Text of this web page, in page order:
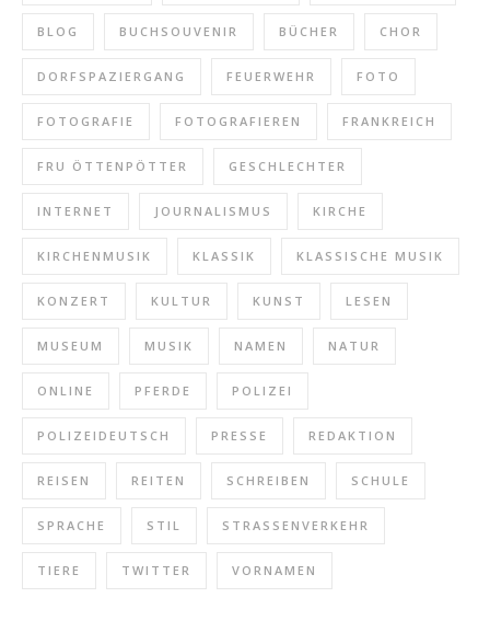
BLOG BUCHSOUVENIR BÜCHER CHOR
DORFSPAZIERGANG FEUERWEHR FOTO
FOTOGRAFIE FOTOGRAFIEREN FRANKREICH
FRU ÖTTENPÖTTER GESCHLECHTER
INTERNET JOURNALISMUS KIRCHE
KIRCHENMUSIK KLASSIK KLASSISCHE MUSIK
KONZERT KULTUR KUNST LESEN
MUSEUM MUSIK NAMEN NATUR
ONLINE PFERDE POLIZEI
POLIZEIDEUTSCH PRESSE REDAKTION
REISEN REITEN SCHREIBEN SCHULE
SPRACHE STIL STRASSENVERKEHR
TIERE TWITTER VORNAMEN